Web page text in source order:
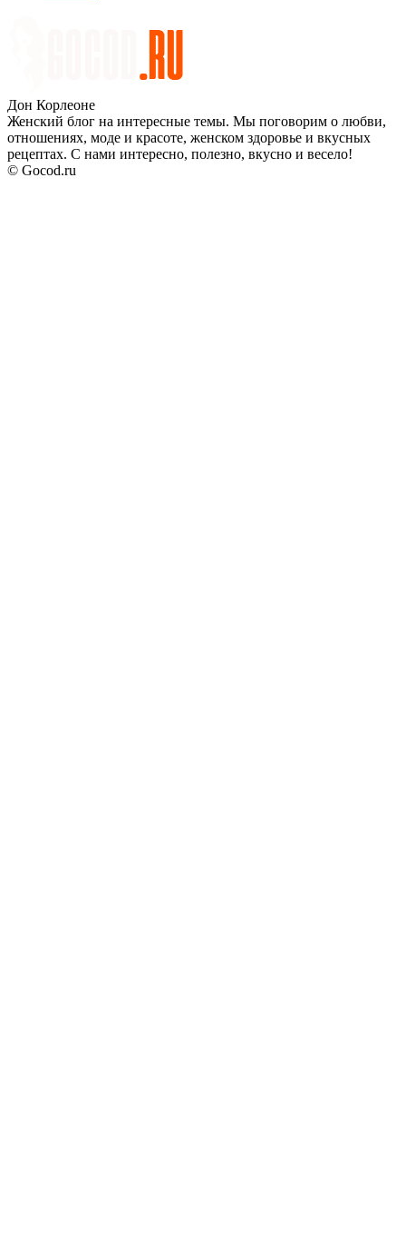
Дон Корлеоне
Женский блог на интересные темы. Мы поговорим о любви,
отношениях, моде и красоте, женском здоровье и вкусных
рецептах. С нами интересно, полезно, вкусно и весело!
© Gocod.ru